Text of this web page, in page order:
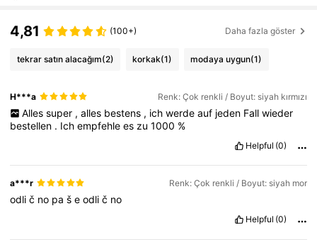
4,81 (100+) Daha fazla göster
tekrar satın alacağım(2) korkak(1) modaya uygun(1)
H***a Renk: Çok renkli / Boyut: siyah kırmızı
Alles super , alles bestens , ich werde auf jeden Fall wieder
bestellen . Ichempfehlees zu1000 %
Helpful (0)
a***r Renk: Çok renkli / Boyut: siyah mor
odlič no pašeodlič no
Helpful (0)